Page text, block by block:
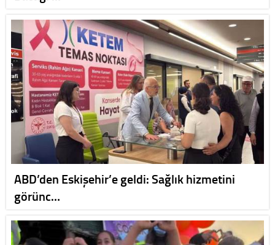
ABD’den Eskişehir’e geldi: Sağlık hizmetini
görünc…